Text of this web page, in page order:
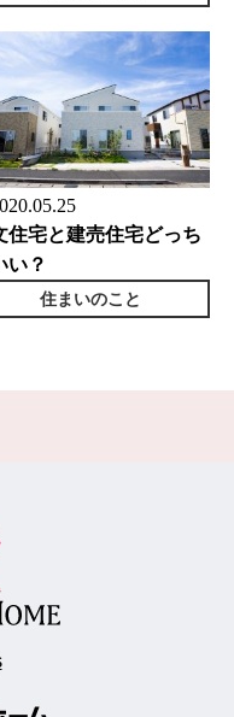
住宅と建売住宅どっち
い？
住まいのこと